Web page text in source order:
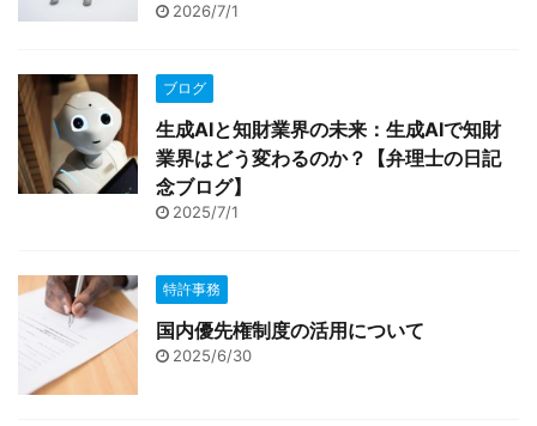
2026/7/1
ブログ
生成AIと知財業界の未来：生成AIで知財
業界はどう変わるのか？【弁理士の日記
念ブログ】
2025/7/1
特許事務
国内優先権制度の活用について
2025/6/30